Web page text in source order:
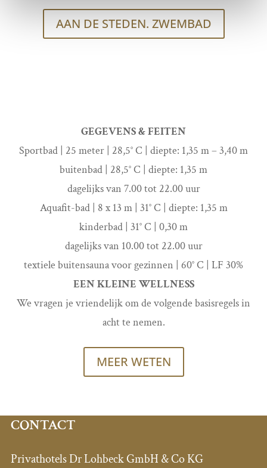
AAN DE STEDEN. ZWEMBAD
GEGEVENS & FEITEN
Sportbad | 25 meter | 28,5° C | diepte: 1,35 m – 3,40 m
buitenbad | 28,5° C | diepte: 1,35 m
dagelijks van 7.00 tot 22.00 uur
Aquafit-bad | 8 x 13 m | 31° C | diepte: 1,35 m
kinderbad | 31° C | 0,30 m
dagelijks van 10.00 tot 22.00 uur
textiele buitensauna voor gezinnen | 60° C | LF 30%
EEN KLEINE WELLNESS
We vragen je vriendelijk om de volgende basisregels in
acht te nemen.
MEER WETEN
CONTACT
Privathotels Dr Lohbeck GmbH & Co KG